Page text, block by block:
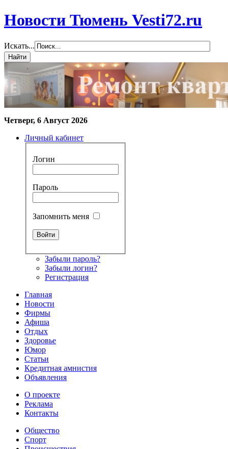
Новости Тюмень Vesti72.ru
Искать...
Четверг, 6 Август 2026
Личный кабинет
Логин
Пароль
Запомнить меня
Забыли пароль?
Забыли логин?
Регистрация
Главная
Новости
Фирмы
Афиша
Отдых
Здоровье
Юмор
Статьи
Кредитная амнистия
Объявления
О проекте
Реклама
Контакты
Общество
Спорт